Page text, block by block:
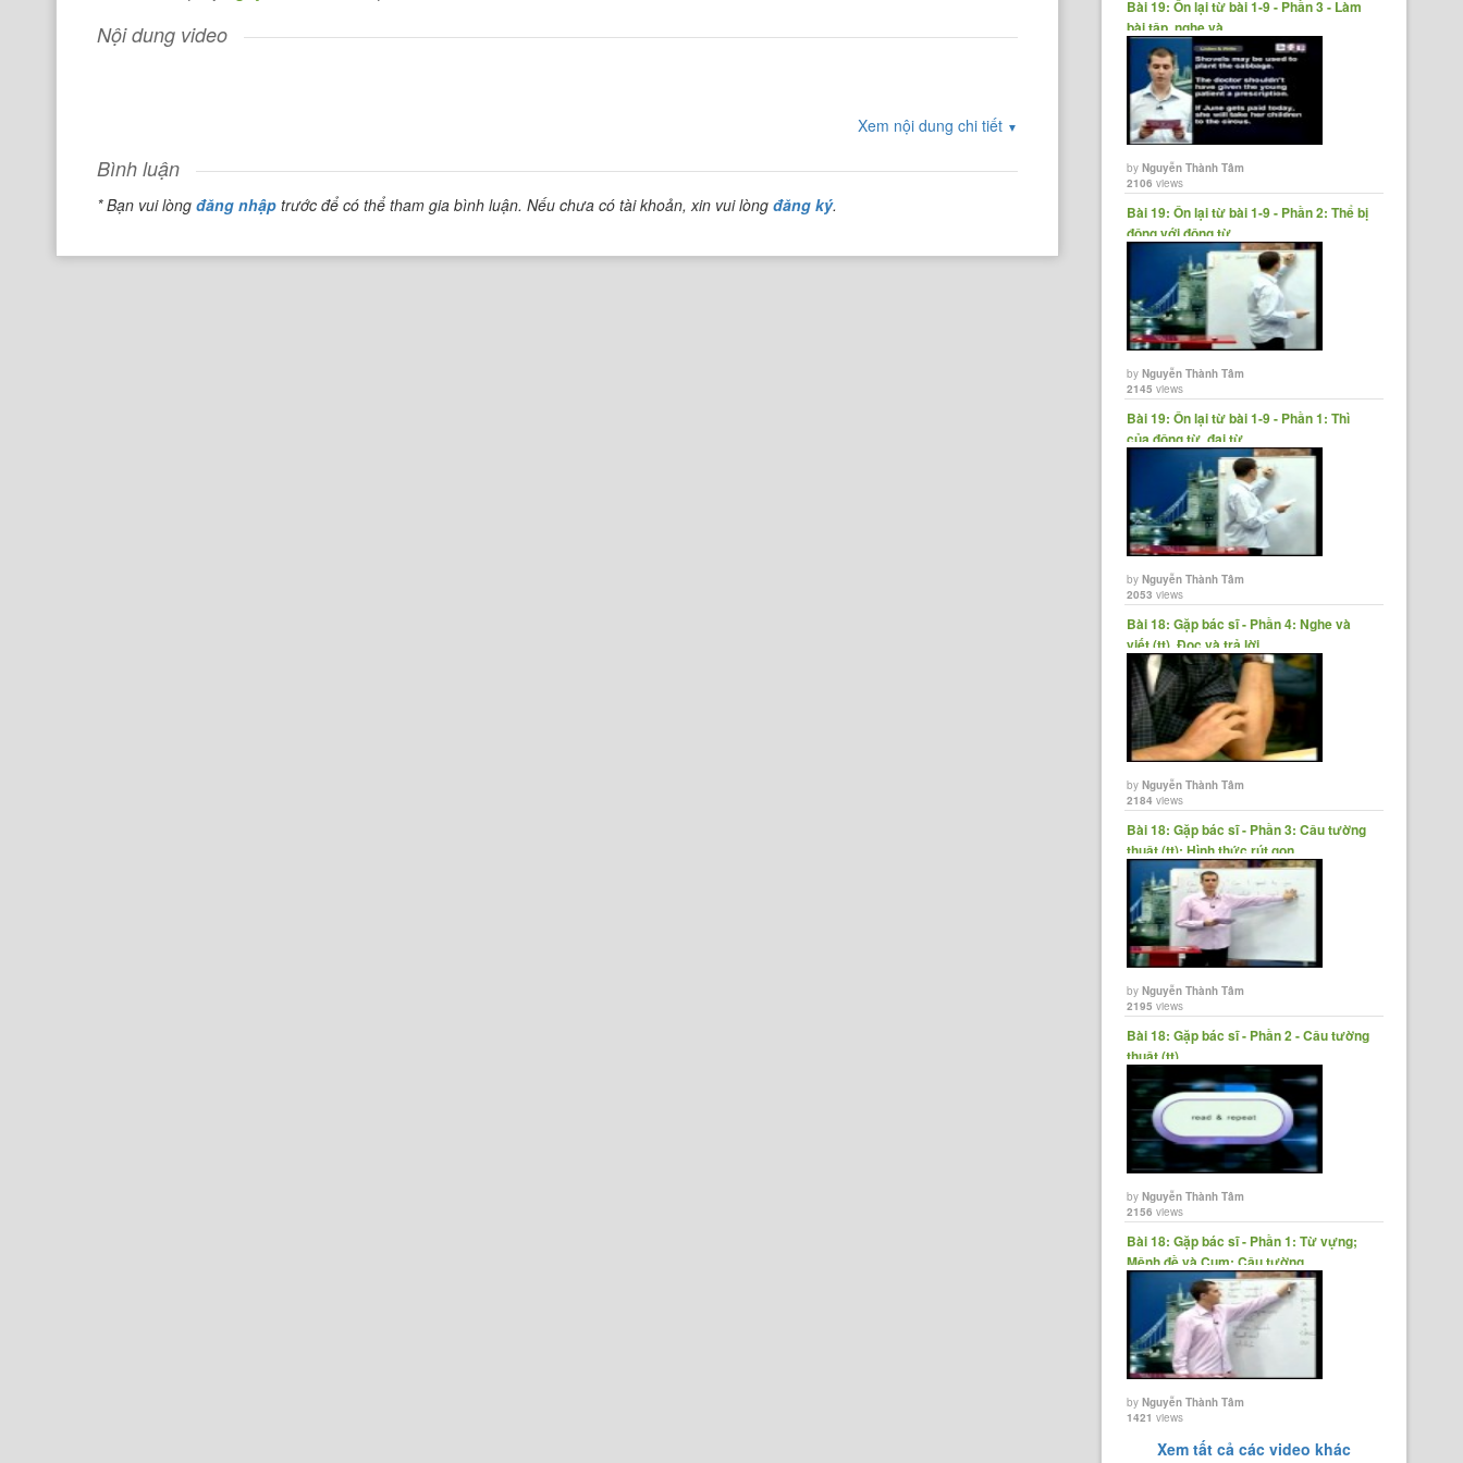
Nội dung video
Xem nội dung chi tiết ▼
Bình luận
* Bạn vui lòngđăng nhập trước để có thể tham gia bình luận. Nếu chưa có tài khoản, xin vui lòngđăng ký.
Bài 19: Ôn lại từ bài 1-9 - Phần 3 - Làm
bài tập, nghe và......
byNguyễn Thành Tâm
2106 views
Bài 19: Ôn lại từ bài 1-9 - Phần 2: Thể bị
động với động từ......
byNguyễn Thành Tâm
2145 views
Bài 19: Ôn lại từ bài 1-9 - Phần 1: Thì
của động từ, đại từ,......
byNguyễn Thành Tâm
2053 views
Bài 18: Gặp bác sĩ - Phần 4: Nghe và
viết (tt), Đọc và trả lời......
byNguyễn Thành Tâm
2184 views
Bài 18: Gặp bác sĩ - Phần 3: Câu tường
thuật (tt); Hình thức rút gọn......
byNguyễn Thành Tâm
2195 views
Bài 18: Gặp bác sĩ - Phần 2 - Câu tường
thuật (tt)
byNguyễn Thành Tâm
2156 views
Bài 18: Gặp bác sĩ - Phần 1: Từ vựng;
Mệnh đề và Cụm; Câu tường......
byNguyễn Thành Tâm
1421 views
Xem tất cả các video khác